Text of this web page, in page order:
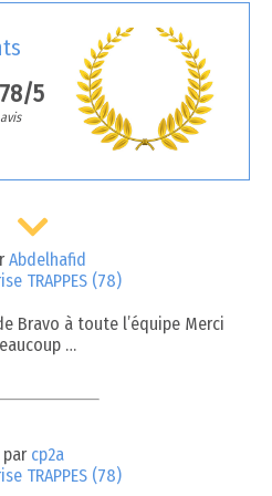
5
Abdelhafid
TRAPPES (78)
Bravo à toute l’équipe Merci
…
par cp2a
TRAPPES (78)